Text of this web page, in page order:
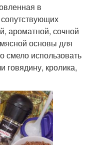
в
ароматной, сочной
основы для
смело использовать
говядину, кролика,